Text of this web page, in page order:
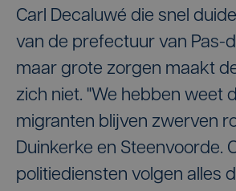
Carl Decaluwé die snel
van de prefectuur van Pas-
maar grote zorgen maakt
zich niet. "We hebben weet
migranten blijven zwerven
Duinkerke en Steenvoorde.
politiediensten volgen alles